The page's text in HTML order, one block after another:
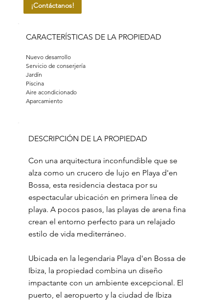
¡Contáctanos!
CARACTERÍSTICAS DE LA PROPIEDAD
Nuevo desarrollo
Servicio de conserjería
Jardín
Piscina
Aire acondicionado
Aparcamiento
DESCRIPCIÓN DE LA PROPIEDAD
Con una arquitectura inconfundible que se
alza como un crucero de lujo en Playa d'en
Bossa, esta residencia destaca por su
espectacular ubicación en primera línea de
playa. A pocos pasos, las playas de arena fina
crean el entorno perfecto para un relajado
estilo de vida mediterráneo.
Ubicada en la legendaria Playa d'en Bossa de
Ibiza, la propiedad combina un diseño
impactante con un ambiente excepcional. El
puerto, el aeropuerto y la ciudad de Ibiza